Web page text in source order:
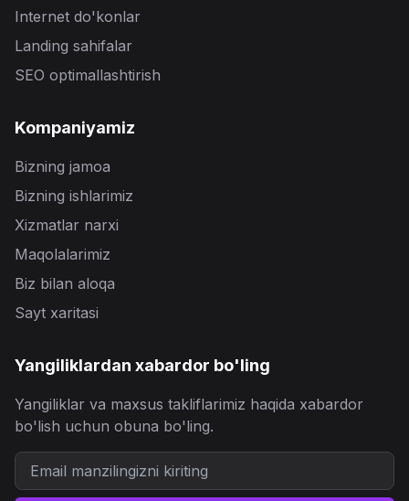
Internet do'konlar
Landing sahifalar
SEO optimallashtirish
Kompaniyamiz
Bizning jamoa
Bizning ishlarimiz
Xizmatlar narxi
Maqolalarimiz
Biz bilan aloqa
Sayt xaritasi
Yangiliklardan xabardor bo'ling
Yangiliklar va maxsus takliflarimiz haqida xabardor
bo'lish uchun obuna bo'ling.